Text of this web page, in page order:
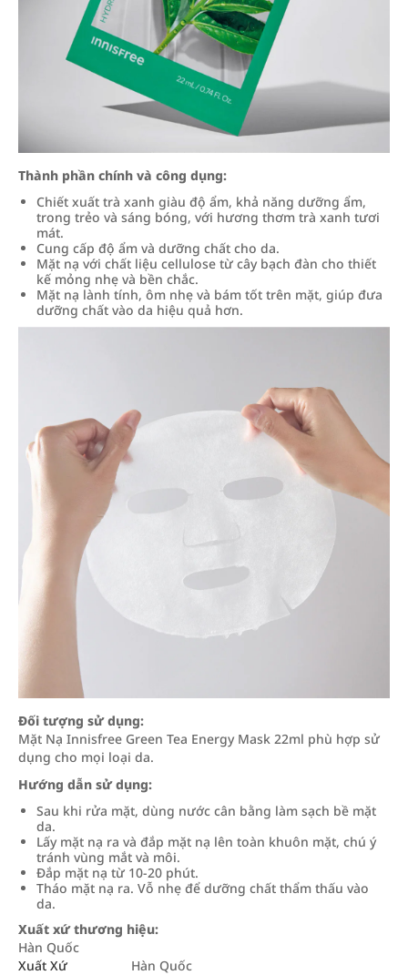
Thành phần chính và công dụng:
Chiết xuất trà xanh giàu độ ẩm, khả năng dưỡng ẩm,
trong trẻo và sáng bóng, với hương thơm trà xanh tươi
mát.
Cung cấp độ ẩm và dưỡng chất cho da.
Mặt nạ với chất liệu cellulose từ cây bạch đàn cho thiết
kế mỏng nhẹ và bền chắc.
Mặt nạ lành tính, ôm nhẹ và bám tốt trên mặt, giúp đưa
dưỡng chất vào da hiệu quả hơn.
Đối tượng sử dụng:
Mặt Nạ Innisfree Green Tea Energy Mask 22ml phù hợp sử
dụng cho mọi loại da.
Hướng dẫn sử dụng:
Sau khi rửa mặt, dùng nước cân bằng làm sạch bề mặt
da.
Lấy mặt nạ ra và đắp mặt nạ lên toàn khuôn mặt, chú ý
tránh vùng mắt và môi.
Đắp mặt nạ từ 10-20 phút.
Tháo mặt nạ ra. Vỗ nhẹ để dưỡng chất thẩm thấu vào
da.
Xuất xứ thương hiệu:
Hàn Quốc
Xuất Xứ
Hàn Quốc